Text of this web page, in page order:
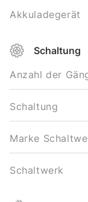
Akkuladegerät
Schaltung
Anzahl der
Schaltung
Marke
Schaltwerk